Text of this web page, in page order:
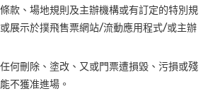
款、場地規則及主辦機構或有訂定的特別規
展示於撲飛售票網站/流動應用程式/或主辦
何刪除、塗改、又或門票遭損毀、污損或殘
不獲准進場。